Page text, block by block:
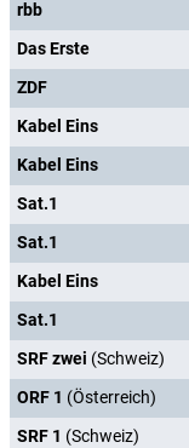
rbb
Das Erste
ZDF
Kabel Eins
Kabel Eins
Sat.1
Sat.1
Kabel Eins
Sat.1
SRF zwei (Schweiz)
ORF 1 (Österreich)
SRF 1 (Schweiz)